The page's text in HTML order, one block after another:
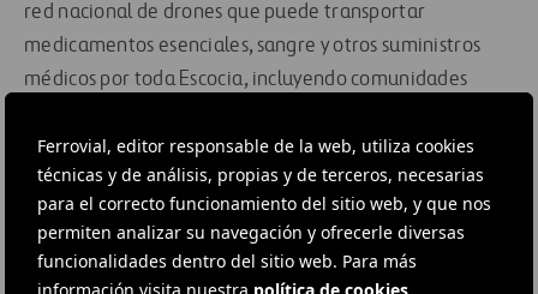
Ferrovial, editor responsable de la web, utiliza cookies
técnicas y de análisis, propias y de terceros, necesarias
para el correcto funcionamiento del sitio web, y que nos
permiten analizar su navegación y ofrecerle diversas
funcionalidades dentro del sitio web. Para más
información visita nuestra política de cookies
red nacional de drones que puede transportar
medicamentos esenciales, sangre y otros suministros
médicos por toda Escocia, incluyendo comunidades
Desde que se aseguró 1,5 millones de libras en enero de
2020, en consorcio CAELUS ha diseñado estaciones de
aterrizaje de drones para instalaciones del NHS en toda
Escocia y ha desarrollado un modelo virtual (gemelo